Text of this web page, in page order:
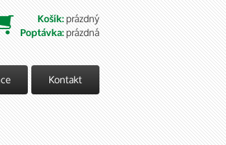
Košík:prázdný
Poptávka:prázdná
Kontakt